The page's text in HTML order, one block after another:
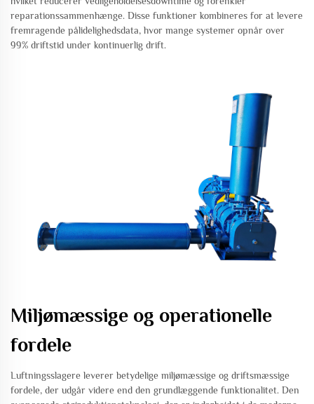
reparationssammenhænge. Disse funktioner kombineres for at levere
fremragende pålidelighedsdata, hvor mange systemer opnår over
99% driftstid under kontinuerlig drift.
Miljømæssige og operationelle
fordele
Luftningsslagere leverer betydelige miljømæssige og driftsmæssige
fordele, der udgår videre end den grundlæggende funktionalitet. Den